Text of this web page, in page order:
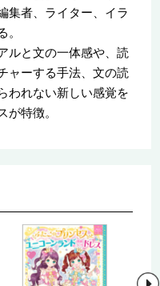
集者、ライター、イラ
。
ルと文の一体感や、読
ャーする手法、文の読
われない新しい感覚を
が特徴。